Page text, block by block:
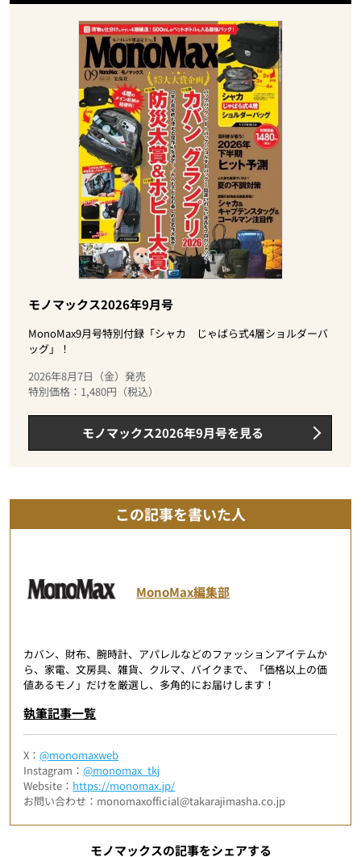
モノマックス2026年9月号
MonoMax9月号特別付録「シャカ じゃばら式4層ショルダーバ
ッグ」！
2026年8月7日（金）発売
特別価格：1,480円（税込）
モノマックス2026年9月号を見る
この記事を書いた人
MonoMax編集部
カバン、財布、腕時計、アパレルなどのファッションアイテムか
ら、家電、文房具、雑貨、クルマ、バイクまで、「価格以上の価
値あるモノ」だけを厳選し、多角的にお届けします！
執筆記事一覧
X：@monomaxweb
Instagram：@monomax_tkj
Website： https://monomax.jp/
お問い合わせ：monomaxofficial@takarajimasha.co.jp
モノマックスの記事をシェアする